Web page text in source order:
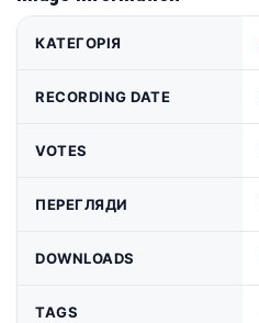
КАТЕГОРІЯ
RECORDING DATE
VOTES
ПЕРЕГЛЯДИ
DOWNLOADS
TAGS